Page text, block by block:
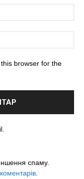
browser for the
спаму.